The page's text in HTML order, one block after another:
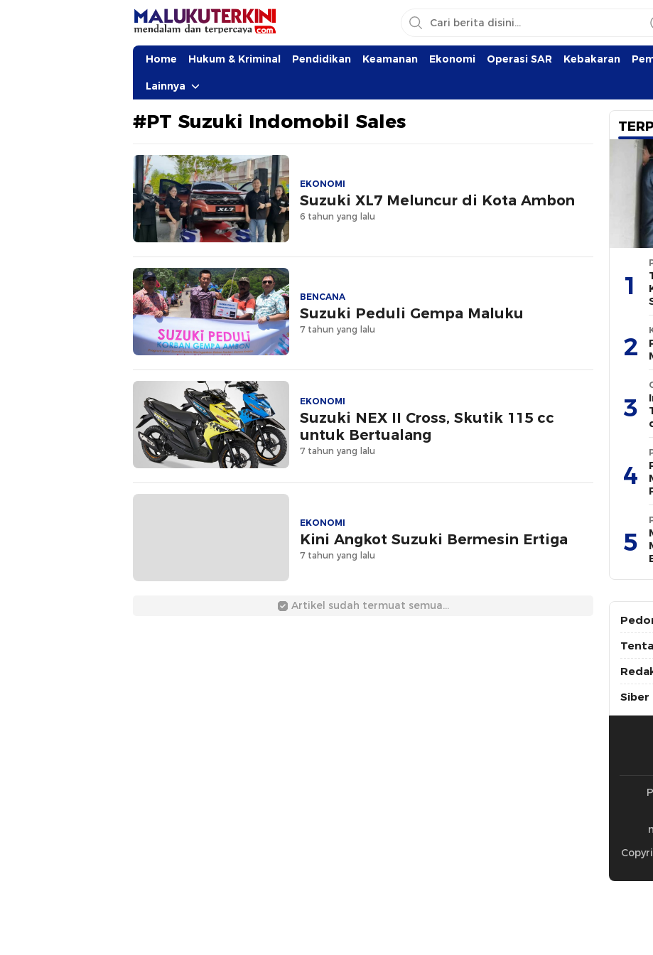
MalukuTerkini.com
Terkini, Mendalam dan Terpercaya
Home Hukum & Kriminal Pendidikan Keamanan Ekonomi Operasi SAR Kebakaran
Lainnya
#PT Suzuki Indomobil Sales
EKONOMI
Suzuki XL7 Meluncur di Kota Ambon
6 tahun yang lalu
BENCANA
Suzuki Peduli Gempa Maluku
7 tahun yang lalu
EKONOMI
Suzuki NEX II Cross, Skutik 115 cc
untuk Bertualang
7 tahun yang lalu
EKONOMI
Kini Angkot Suzuki Bermesin Ertiga
7 tahun yang lalu
Artikel sudah termuat semua...
1
2
3
4
5
Siber